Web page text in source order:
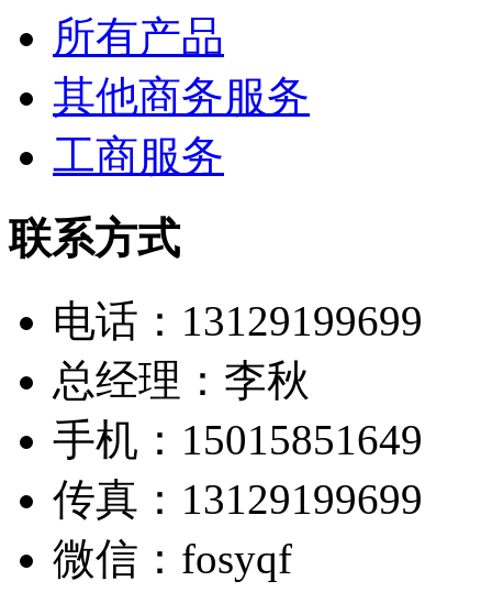
所有产品
其他商务服务
工商服务
联系方式
电话：13129199699
总经理：李秋
手机：15015851649
传真：13129199699
微信：fosyqf